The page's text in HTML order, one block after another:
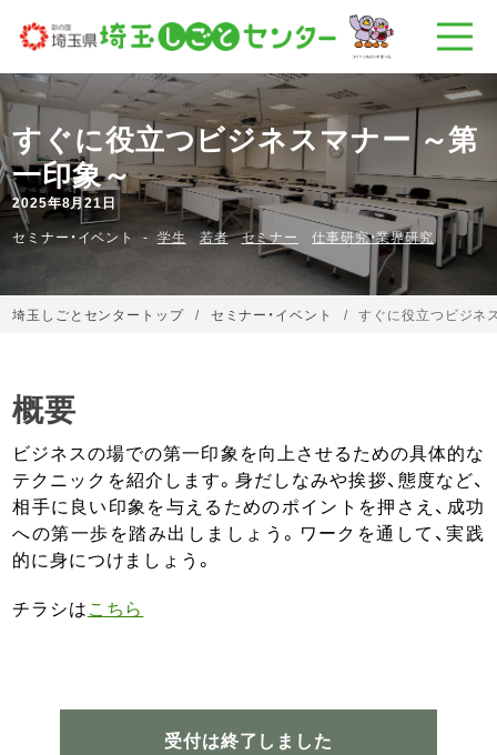
すぐに役立つビジネスマナー ～第
一印象～
2025年8月21日
セミナー・イベント
学生 若者 セミナー 仕事研究・業界研究
埼玉しごとセンタートップ セミナー・イベント すぐに役立つビジネ
概要
ビジネスの場での第一印象を向上させるための具体的な
テクニックを紹介します。身だしなみや挨拶、態度など、
相手に良い印象を与えるためのポイントを押さえ、成功
への第一歩を踏み出しましょう。ワークを通して、実践
的に身につけましょう。
チラシはこちら
受付は終了しました